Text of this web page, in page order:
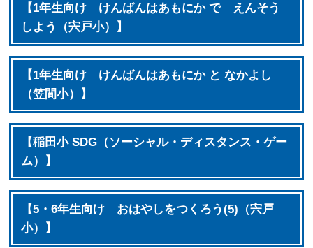
【1年生向け けんばんはあもにか で えんそう
しよう（宍戸小）】
【1年生向け けんばんはあもにか と なかよし
（笠間小）】
【稲田小 SDG（ソーシャル・ディスタンス・ゲー
ム）】
【5・6年生向け おはやしをつくろう(5)（宍戸
小）】